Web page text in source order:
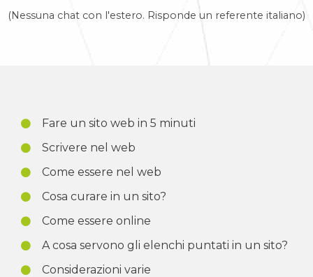
(Nessuna chat con l'estero. Risponde un referente italiano)
Fare un sito web in 5 minuti
Scrivere nel web
Come essere nel web
Cosa curare in un sito?
Come essere online
A cosa servono gli elenchi puntati in un sito?
Considerazioni varie